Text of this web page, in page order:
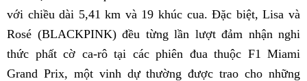
với chiều dài 5,41 km và 19 khúc cua. Đặc biệt, Lisa và
Rosé (BLACKPINK) đều từng lần lượt đảm nhận nghi
thức phất cờ ca-rô tại các phiên đua thuộc F1 Miami
Grand Prix, một vinh dự thường được trao cho những